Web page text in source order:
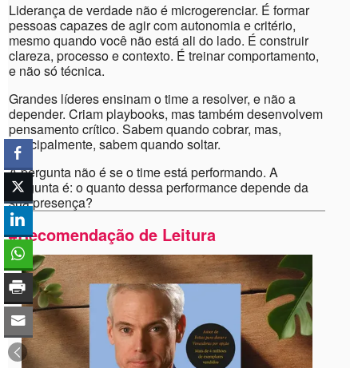
Liderança de verdade não é microgerenciar. É formar
pessoas capazes de agir com autonomia e critério,
mesmo quando você não está ali do lado. É construir
clareza, processo e contexto. É treinar comportamento,
e não só técnica.
Grandes líderes ensinam o time a resolver, e não a
depender. Criam playbooks, mas também desenvolvem
pensamento crítico. Sabem quando cobrar, mas,
principalmente, sabem quando soltar.
A pergunta não é se o time está performando. A
pergunta é: o quanto dessa performance depende da
sua presença?
#Recomendação de Leitura